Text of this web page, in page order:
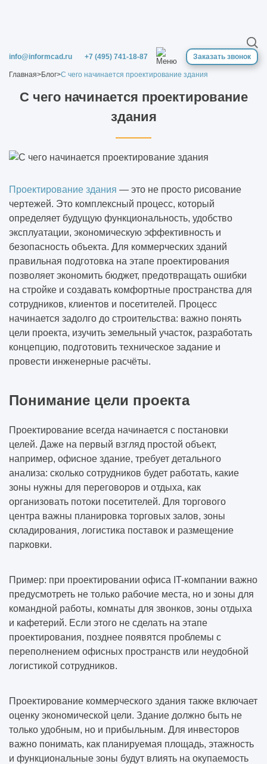
info@informcad.ru +7 (495) 741-18-87 Заказать звонок
Главная>Блог>С чего начинается проектирование здания
С чего начинается проектирование
здания
Проектирование здания — это не просто рисование
чертежей. Это комплексный процесс, который
определяет будущую функциональность, удобство
эксплуатации, экономическую эффективность и
безопасность объекта. Для коммерческих зданий
правильная подготовка на этапе проектирования
позволяет экономить бюджет, предотвращать ошибки
на стройке и создавать комфортные пространства для
сотрудников, клиентов и посетителей. Процесс
начинается задолго до строительства: важно понять
цели проекта, изучить земельный участок, разработать
концепцию, подготовить техническое задание и
провести инженерные расчёты.
Понимание цели проекта
Проектирование всегда начинается с постановки
целей. Даже на первый взгляд простой объект,
например, офисное здание, требует детального
анализа: сколько сотрудников будет работать, какие
зоны нужны для переговоров и отдыха, как
организовать потоки посетителей. Для торгового
центра важны планировка торговых залов, зоны
складирования, логистика поставок и размещение
парковки.
Пример: при проектировании офиса IT-компании важно
предусмотреть не только рабочие места, но и зоны для
командной работы, комнаты для звонков, зоны отдыха
и кафетерий. Если этого не сделать на этапе
проектирования, позднее появятся проблемы с
переполнением офисных пространств или неудобной
логистикой сотрудников.
Проектирование коммерческого здания также включает
оценку экономической цели. Здание должно быть не
только удобным, но и прибыльным. Для инвесторов
важно понимать, как планируемая площадь, этажность
и функциональные зоны будут влиять на окупаемость